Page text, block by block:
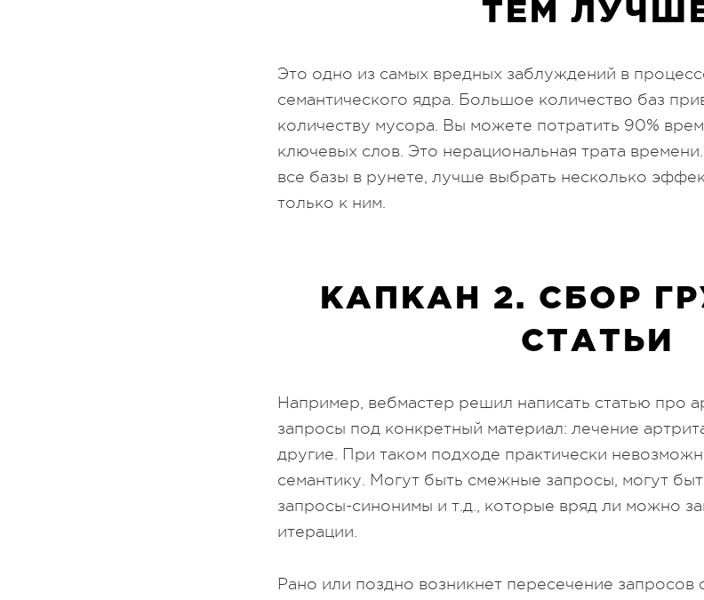
ТЕМ
Это одно из самых вредных заблуждений в
семантического ядра. Большое количество баз
количеству мусора. Вы можете потратить 90%
ключевых слов. Это нерациональная трата
все базы в рунете, лучше выбрать несколько
только к ним.
КАПКАН 2. СБОР
СТАТЬИ
Например, вебмастер решил написать статью про
запросы под конкретный материал: лечение
другие. При таком подходе практически
семантику. Могут быть смежные запросы, могут
запросы-синонимы и т.д., которые вряд ли можно
итерации.
Рано или поздно возникнет пересечение запросов